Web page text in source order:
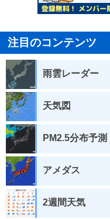
注目のコンテンツ
雨雲レーダー
天気図
PM2.5分布予測
アメダス
2週間天気